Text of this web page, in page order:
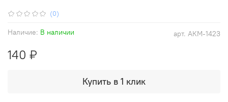
(0)
арт. АКМ-1423
Наличие: В наличии
140 ₽
Купить в 1 клик